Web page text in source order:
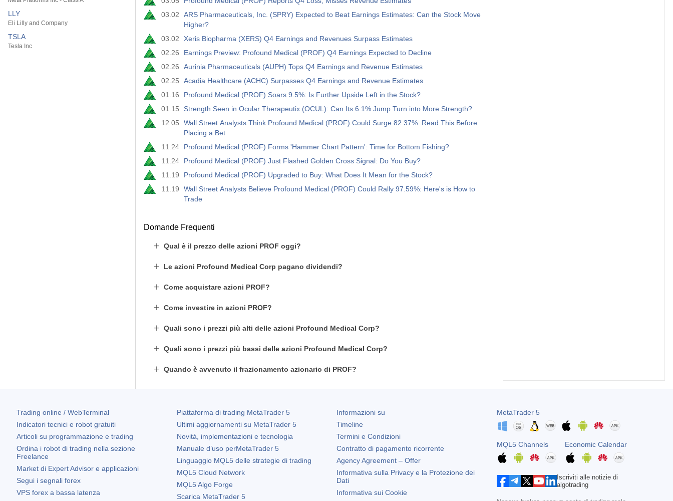
LLY
Eli Lilly and Company
TSLA
Tesla Inc
03.02
ARS Pharmaceuticals, Inc. (SPRY) Expected to Beat Earnings Estimates: Can the Stock Move
Higher?
03.02
Xeris Biopharma (XERS) Q4 Earnings and Revenues Surpass Estimates
02.26
Earnings Preview: Profound Medical (PROF) Q4 Earnings Expected to Decline
02.26
Aurinia Pharmaceuticals (AUPH) Tops Q4 Earnings and Revenue Estimates
02.25
Acadia Healthcare (ACHC) Surpasses Q4 Earnings and Revenue Estimates
01.16
Profound Medical (PROF) Soars 9.5%: Is Further Upside Left in the Stock?
01.15
Strength Seen in Ocular Therapeutix (OCUL): Can Its 6.1% Jump Turn into More Strength?
12.05
Wall Street Analysts Think Profound Medical (PROF) Could Surge 82.37%: Read This Before
Placing a Bet
11.24
Profound Medical (PROF) Forms 'Hammer Chart Pattern': Time for Bottom Fishing?
11.24
Profound Medical (PROF) Just Flashed Golden Cross Signal: Do You Buy?
11.19
Profound Medical (PROF) Upgraded to Buy: What Does It Mean for the Stock?
11.19
Wall Street Analysts Believe Profound Medical (PROF) Could Rally 97.59%: Here's is How to
Trade
Domande Frequenti
Qual è il prezzo delle azioni PROF oggi?
Le azioni Profound Medical Corp pagano dividendi?
Come acquistare azioni PROF?
Come investire in azioni PROF?
Quali sono i prezzi più alti delle azioni Profound Medical Corp?
Quali sono i prezzi più bassi delle azioni Profound Medical Corp?
Quando è avvenuto il frazionamento azionario di PROF?
Trading online / WebTerminal
Indicatori tecnici e robot gratuiti
Articoli su programmazione e trading
Ordina i robot di trading nella sezione
Freelance
Market di Expert Advisor e applicazioni
Segui i segnali forex
VPS forex a bassa latenza
Piattaforma di trading MetaTrader 5
Ultimi aggiornamenti su MetaTrader 5
Novità, implementazioni e tecnologia
Manuale d’uso perMetaTrader 5
Linguaggio MQL5 delle strategie di trading
MQL5 Cloud Network
MQL5 Algo Forge
Scarica MetaTrader 5
Informazioni su
Timeline
Termini e Condizioni
Contratto di pagamento ricorrente
Agency Agreement – Offer
Informativa sulla Privacy e la Protezione dei
Dati
Informativa sui Cookie
MetaTrader 5
MQL5 Channels Economic Calendar
Iscriviti alle notizie di
algotrading